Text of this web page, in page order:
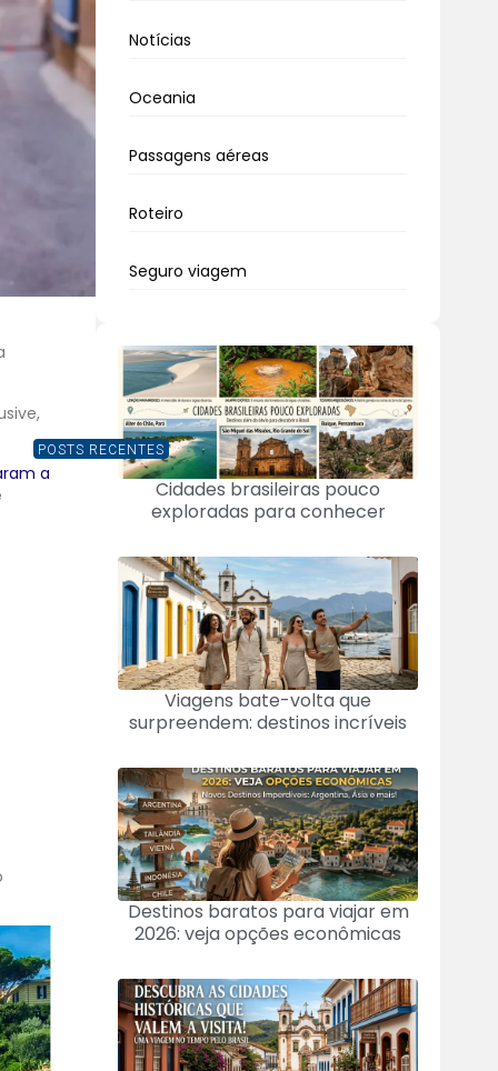
a
Notícias
Oceania
Passagens aéreas
Roteiro
Seguro viagem
POSTS RECENTES
Cidades brasileiras pouco
exploradas para conhecer
Viagens bate-volta que
surpreendem: destinos incríveis
Destinos baratos para viajar em
2026: veja opções econômicas